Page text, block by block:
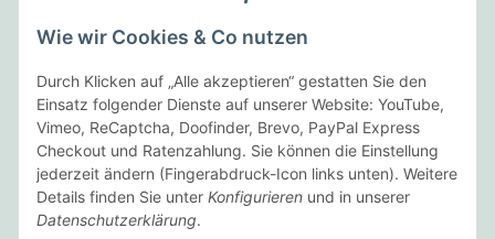
Folgende Zahlungsarten bieten wir an:
Wir versenden mit:
Wie wir Cookies & Co nutzen
Durch Klicken auf „Alle akzeptieren“ gestatten Sie den
Einsatz folgender Dienste auf unserer Website: YouTube,
Vimeo, ReCaptcha, Doofinder, Brevo, PayPal Express
Checkout und Ratenzahlung. Sie können die Einstellung
jederzeit ändern (Fingerabdruck-Icon links unten). Weitere
Details finden Sie unter Konfigurieren und in unserer
Datenschutzerklärung.